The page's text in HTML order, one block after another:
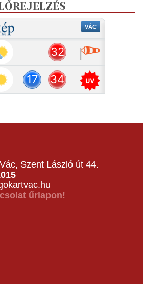
Szent László út 44.
űrlapon!